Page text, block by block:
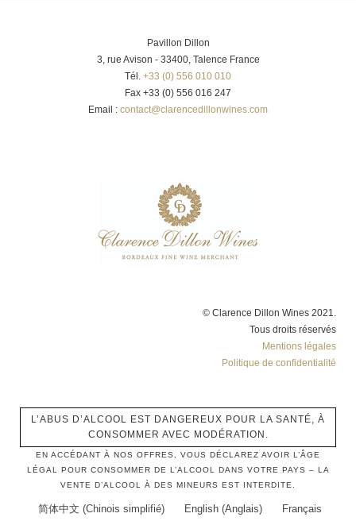
Pavillon Dillon
3, rue Avison - 33400, Talence France
Tél. +33 (0) 556 010 010
Fax +33 (0) 556 016 247
Email : contact@clarencedillonwines.com
© Clarence Dillon Wines 2021.
Tous droits réservés
Mentions légales
Politique de confidentialité
L’ABUS D’ALCOOL EST DANGEREUX POUR LA SANTÉ, À
CONSOMMER AVEC MODÉRATION.
EN ACCÉDANT À NOS OFFRES, VOUS DÉCLAREZ AVOIR L’ÂGE
LÉGAL POUR CONSOMMER DE L’ALCOOL DANS VOTRE PAYS – LA
VENTE D’ALCOOL À DES MINEURS EST INTERDITE.
简体中文 (Chinois simplifié) English (Anglais) Français